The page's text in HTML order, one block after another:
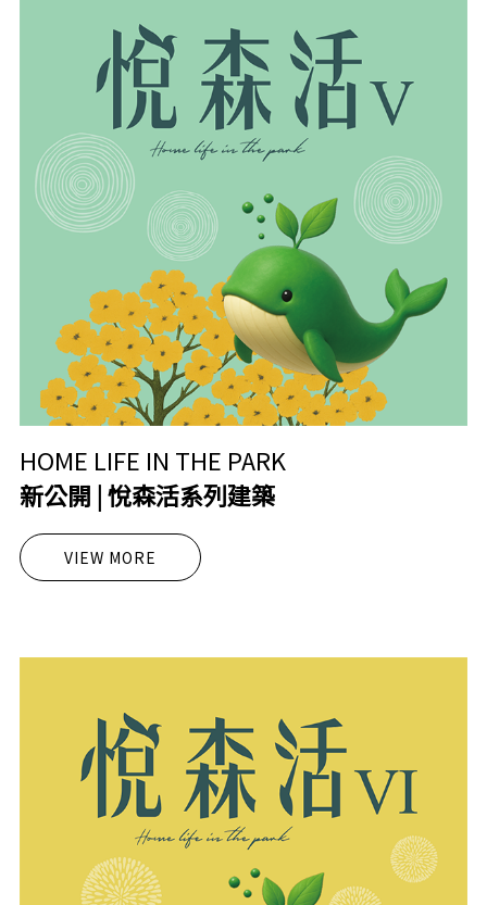
HOME LIFE IN THE PARK
新公開 | 悅森活系列建築
VIEW MORE